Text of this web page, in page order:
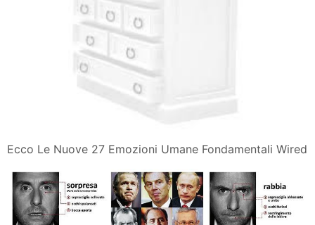
Ecco Le Nuove 27 Emozioni Umane Fondamentali Wired